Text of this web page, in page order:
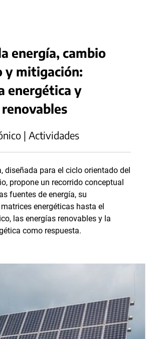
energía, cambio
y mitigación:
energética y
| Actividades
diseñada para el ciclo orientado del
propone un recorrido conceptual
fuentes de energía, su
energéticas hasta el
las energías renovables y la
como respuesta.